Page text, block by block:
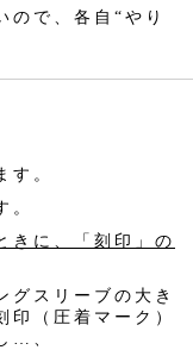
で、各自“やり
。
。
きに、「刻印」の
スリーブの大き
印（圧着マーク）
…、